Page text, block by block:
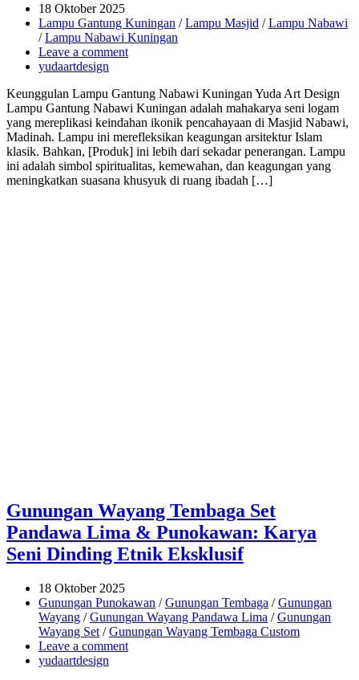
18 Oktober 2025
Lampu Gantung Kuningan /Lampu Masjid /Lampu Nabawi
/Lampu Nabawi Kuningan
Leave a comment
yudaartdesign
Keunggulan Lampu Gantung Nabawi Kuningan Yuda Art Design
Lampu Gantung Nabawi Kuningan adalah mahakarya seni logam
yang mereplikasi keindahan ikonik pencahayaan di Masjid Nabawi,
Madinah. Lampu ini merefleksikan keagungan arsitektur Islam
klasik. Bahkan, [Produk] ini lebih dari sekadar penerangan. Lampu
ini adalah simbol spiritualitas, kemewahan, dan keagungan yang
meningkatkan suasana khusyuk di ruang ibadah […]
Gunungan Wayang Tembaga Set
Pandawa Lima & Punokawan: Karya
Seni Dinding Etnik Eksklusif
18 Oktober 2025
Gunungan Punokawan /Gunungan Tembaga /Gunungan
Wayang /Gunungan Wayang Pandawa Lima /Gunungan
Wayang Set /Gunungan Wayang Tembaga Custom
Leave a comment
yudaartdesign